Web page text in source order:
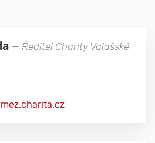
— Ředitel Charity Valašské